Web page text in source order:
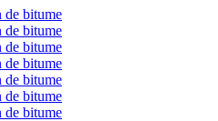
de bitume
de bitume
de bitume
de bitume
de bitume
de bitume
de bitume